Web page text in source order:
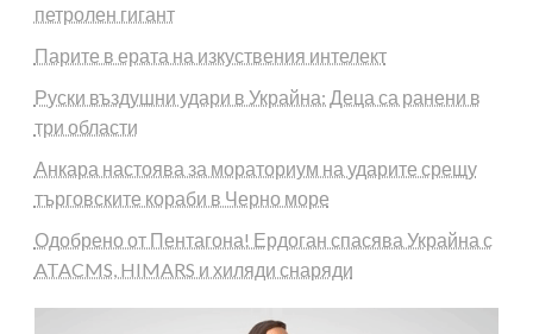
петролен гигант
Парите в ерата на изкуствения интелект
Руски въздушни удари в Украйна: Деца са ранени в
три области
Анкара настоява за мораториум на ударите срещу
търговските кораби в Черно море
Одобрено от Пентагона! Ердоган спасява Украйна с
ATACMS, HIMARS и хиляди снаряди